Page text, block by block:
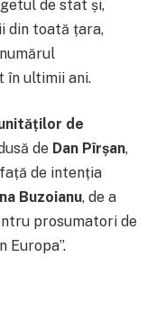
de stat și,
din toată țara,
în ultimii ani.
de
de Dan Pîrșan,
de intenția
Buzoianu, de a
prosumatori de
Europa”.